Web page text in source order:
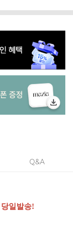
Q&A
일발송!